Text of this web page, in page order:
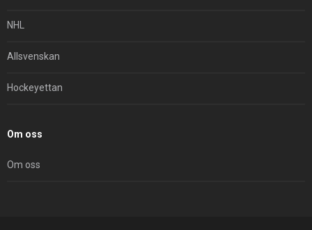
NHL
Allsvenskan
Hockeyettan
Om oss
Om oss